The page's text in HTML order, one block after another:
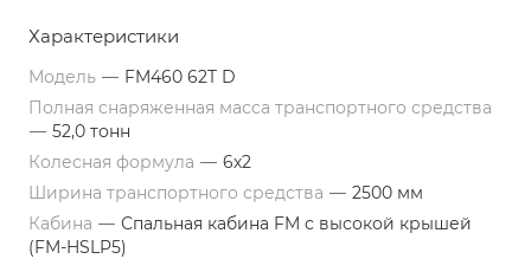
Характеристики
Модель — FM460 62T D
Полная снаряженная масса транспортного средства
— 52,0 тонн
Колесная формула — 6х2
Ширина транспортного средства — 2500 мм
Кабина — Спальная кабина FM с высокой крышей
(FM-HSLP5)